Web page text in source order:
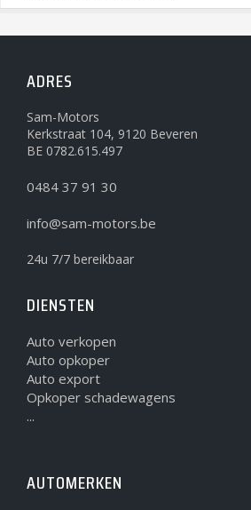
ADRES
Sam-Motors
Kerkstraat 104, 9120 Beveren
BE 0782.615.497
0484 37 91 30
info@sam-motors.be
24u 7/7 bereikbaar
DIENSTEN
Auto verkopen
Auto opkoper
Auto export
Opkoper schadewagens
...
AUTOMERKEN